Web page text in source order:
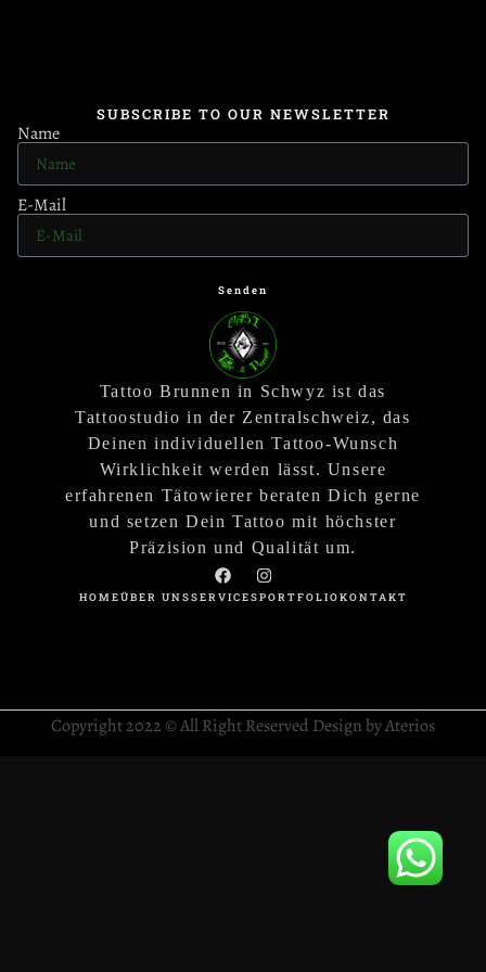
SUBSCRIBE TO OUR NEWSLETTER
Name
E-Mail
Senden
Tattoo Brunnen in Schwyz ist das
Tattoostudio in der Zentralschweiz, das
Deinen individuellen Tattoo-Wunsch
Wirklichkeit werden lässt. Unsere
erfahrenen Tätowierer beraten Dich gerne
und setzen Dein Tattoo mit höchster
Präzision und Qualität um.
HOMEÜBER UNSSERVICESPORTFOLIOKONTAKT
Copyright 2022 © All Right Reserved Design by Aterios